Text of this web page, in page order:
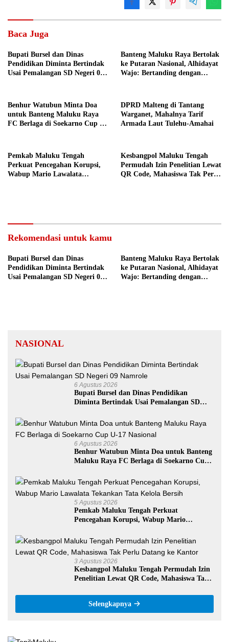
Baca Juga
Bupati Bursel dan Dinas
Pendidikan Diminta Bertindak
Usai Pemalangan SD Negeri 09
Banteng Maluku Raya Bertolak
ke Putaran Nasional, Alhidayat
Wajo: Bertanding dengan
Benhur Watubun Minta Doa
untuk Banteng Maluku Raya
FC Berlaga di Soekarno Cup U-
DPRD Malteng di Tantang
Warganet, Mahalnya Tarif
Armada Laut Tulehu-Amahai
Pemkab Maluku Tengah
Perkuat Pencegahan Korupsi,
Wabup Mario Lawalata
Kesbangpol Maluku Tengah
Permudah Izin Penelitian Lewat
QR Code, Mahasiswa Tak Perlu
Rekomendasi untuk kamu
Bupati Bursel dan Dinas
Pendidikan Diminta Bertindak
Usai Pemalangan SD Negeri 09
Banteng Maluku Raya Bertolak
ke Putaran Nasional, Alhidayat
Wajo: Bertanding dengan
NASIONAL
6 Agustus 2026
Bupati Bursel dan Dinas Pendidikan
Diminta Bertindak Usai Pemalangan SD
6 Agustus 2026
Benhur Watubun Minta Doa untuk Banteng
Maluku Raya FC Berlaga di Soekarno Cup
5 Agustus 2026
Pemkab Maluku Tengah Perkuat
Pencegahan Korupsi, Wabup Mario
3 Agustus 2026
Kesbangpol Maluku Tengah Permudah Izin
Penelitian Lewat QR Code, Mahasiswa Tak
Selengkapnya